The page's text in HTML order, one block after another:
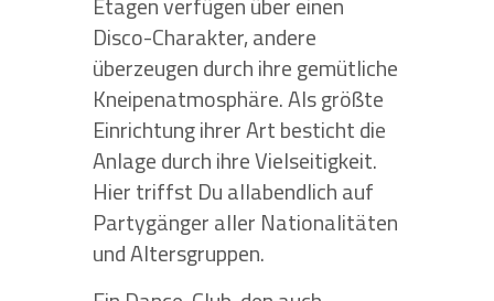
Disco-Charakter, andere
überzeugen durch ihre gemütliche
Kneipenatmosphäre. Als größte
Einrichtung ihrer Art besticht die
Anlage durch ihre Vielseitigkeit.
Hier triffst Du allabendlich auf
Partygänger aller Nationalitäten
und Altersgruppen.